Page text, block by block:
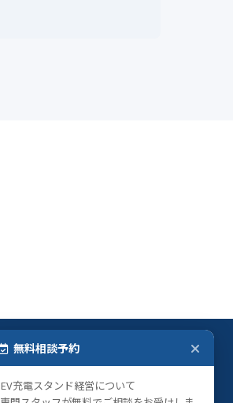
無料相談予約
EV充電スタンド経営について